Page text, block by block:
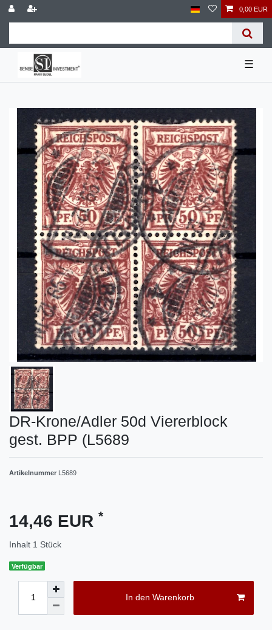
0,00 EUR
☰
DR-Krone/Adler 50d Viererblock
gest. BPP (L5689
Artikelnummer L5689
14,46 EUR *
Inhalt 1 Stück
Verfügbar
In den Warenkorb